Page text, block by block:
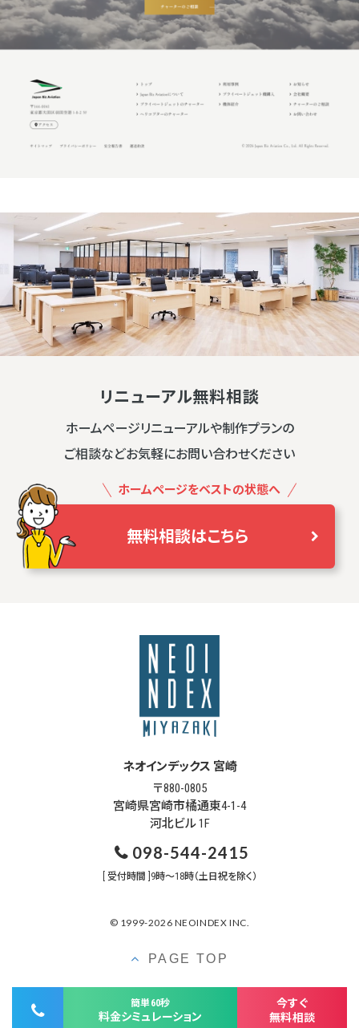
簡単60秒
料金シミュレーション
今すぐ
無料相談
リニューアル無料相談
ホームページリニューアルや制作プランの
ご相談などお気軽にお問い合わせください
ホームページをベストの状態へ
無料相談はこちら
ネオインデックス 宮崎
〒880-0805
宮崎県宮崎市橘通東4-1-4
河北ビル 1F
098-544-2415
[ 受付時間 ]9時～18時（土日祝を除く）
© 1999-2026 NEOINDEX INC.
PAGE TOP